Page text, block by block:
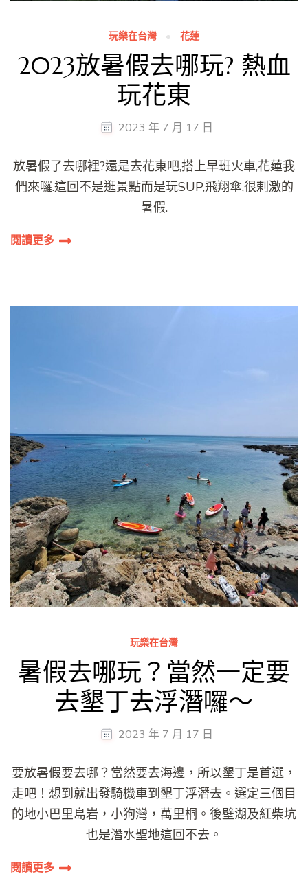
玩樂在台灣 花蓮
2023放暑假去哪玩? 熱血
玩花東
2023 年 7 月 17 日
放暑假了去哪裡?還是去花東吧,搭上早班火車,花蓮我
們來囉.這回不是逛景點而是玩SUP,飛翔傘,很剌激的
暑假.
閱讀更多
玩樂在台灣
暑假去哪玩？當然一定要
去墾丁去浮潛囉～
2023 年 7 月 17 日
要放暑假要去哪？當然要去海邊，所以墾丁是首選，
走吧！想到就出發騎機車到墾丁浮潛去。選定三個目
的地小巴里島岩，小狗灣，萬里桐。後壁湖及紅柴坑
也是潛水聖地這回不去。
閱讀更多